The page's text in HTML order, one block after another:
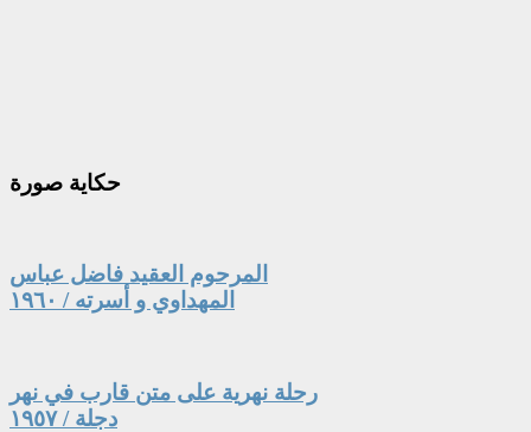
حكاية صورة
المرحوم العقيد فاضل عباس
المهداوي و أسرته / ١٩٦٠
رحلة نهرية على متن قارب في نهر
دجلة / ١٩٥٧